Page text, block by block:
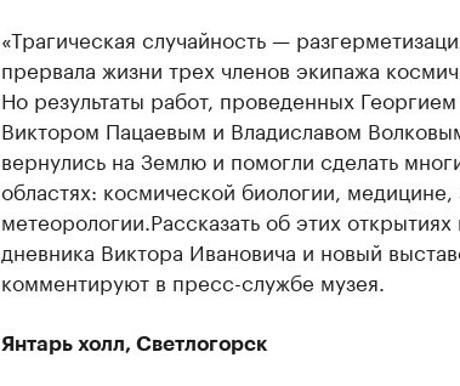
«Трагическая случайность —
прервала жизни трех членов экипажа
Но результаты работ, проведенных
Виктором Пацаевым и Владиславом
вернулись на Землю и помогли сделать
областях: космической биологии, медицине,
метеорологии.Рассказать об этих
дневника Виктора Ивановича и новый
комментируют в пресс-службе музея.
Янтарь холл, Светлогорск